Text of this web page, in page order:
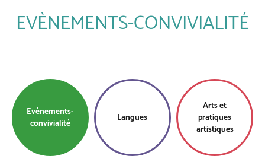
EVÈNEMENTS-CONVIVIALITÉ
Evènements-
convivialité
Langues
Arts et
pratiques
artistiques